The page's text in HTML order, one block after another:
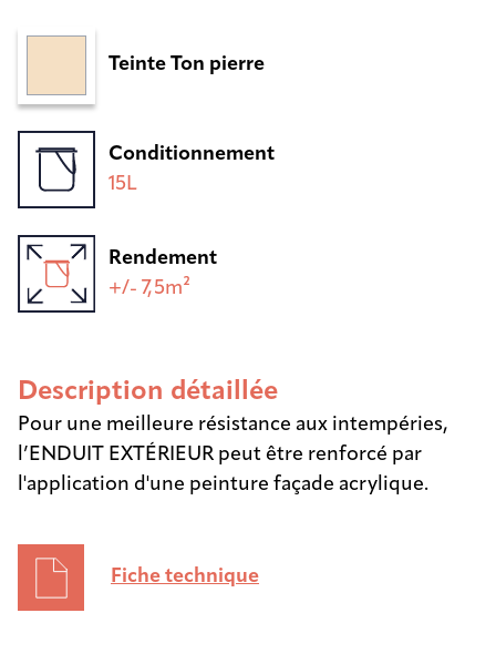
Teinte Ton pierre
Conditionnement
15L
Rendement
+/- 7,5m²
Description détaillée
Pour une meilleure résistance aux intempéries,
l’ENDUIT EXTÉRIEUR peut être renforcé par
l'application d'une peinture façade acrylique.
Fiche technique